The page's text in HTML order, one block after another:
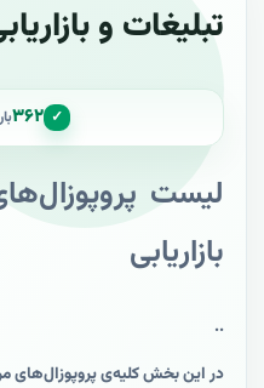
تبلیغات و
✓ ۳۶۲
لیست
بازاریابی
..
در این بخش کلیه‌ی پروپوزال‌های